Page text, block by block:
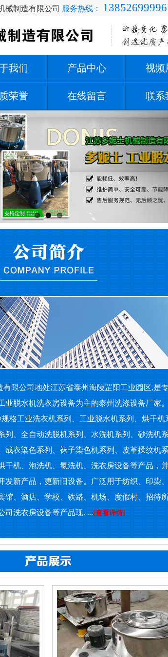
械制造有限公司 服务热线： 13852699996
我们 产品中心 视频
荣誉 在线留言 联系
限公司地处江苏省泰州海陵罡阳工业园区,是
业脱水机洗衣房设备为主的泰州洗涤设备厂家。
工业洗衣机系列、工业脱水机系列、烘干机
列、全自动洗脱机系列、水洗机系列、砂洗机
成衣染色系列、袜子染色机系列、皮革揉纹机
干机、泡洗机、氯洗机、洗衣房设备等产品，
发新产品，更新旧设备。广泛用于纺织、印染
馆、酒店、学校、铁路、机场、度假村、招待
司洗衣房设备等产品现. ...[查看详情]